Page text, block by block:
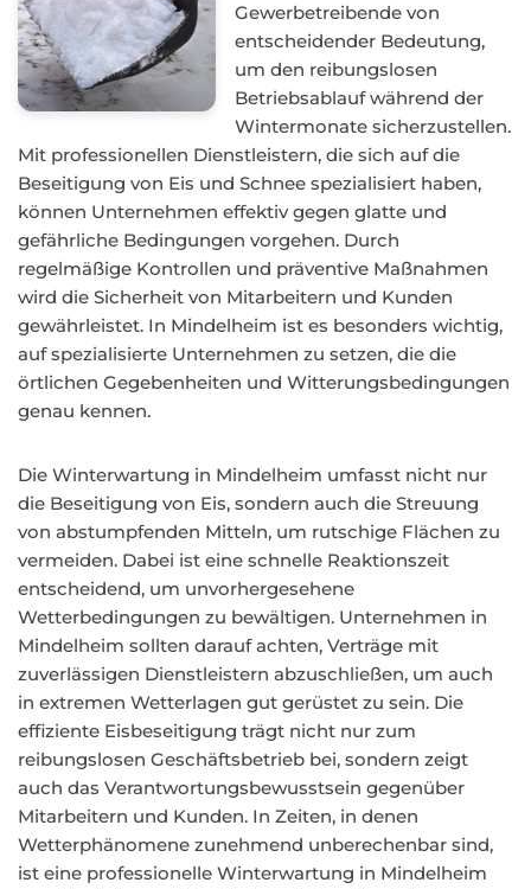
Gewerbetreibende von
entscheidender Bedeutung,
um den reibungslosen
Betriebsablauf während der
Wintermonate sicherzustellen.
Mit professionellen Dienstleistern, die sich auf die
Beseitigung von Eis und Schnee spezialisiert haben,
können Unternehmen effektiv gegen glatte und
gefährliche Bedingungen vorgehen. Durch
regelmäßige Kontrollen und präventive Maßnahmen
wird die Sicherheit von Mitarbeitern und Kunden
gewährleistet. In Mindelheim ist es besonders wichtig,
auf spezialisierte Unternehmen zu setzen, die die
örtlichen Gegebenheiten und Witterungsbedingungen
genau kennen.
Die Winterwartung in Mindelheim umfasst nicht nur
die Beseitigung von Eis, sondern auch die Streuung
von abstumpfenden Mitteln, um rutschige Flächen zu
vermeiden. Dabei ist eine schnelle Reaktionszeit
entscheidend, um unvorhergesehene
Wetterbedingungen zu bewältigen. Unternehmen in
Mindelheim sollten darauf achten, Verträge mit
zuverlässigen Dienstleistern abzuschließen, um auch
in extremen Wetterlagen gut gerüstet zu sein. Die
effiziente Eisbeseitigung trägt nicht nur zum
reibungslosen Geschäftsbetrieb bei, sondern zeigt
auch das Verantwortungsbewusstsein gegenüber
Mitarbeitern und Kunden. In Zeiten, in denen
Wetterphänomene zunehmend unberechenbar sind,
ist eine professionelle Winterwartung in Mindelheim